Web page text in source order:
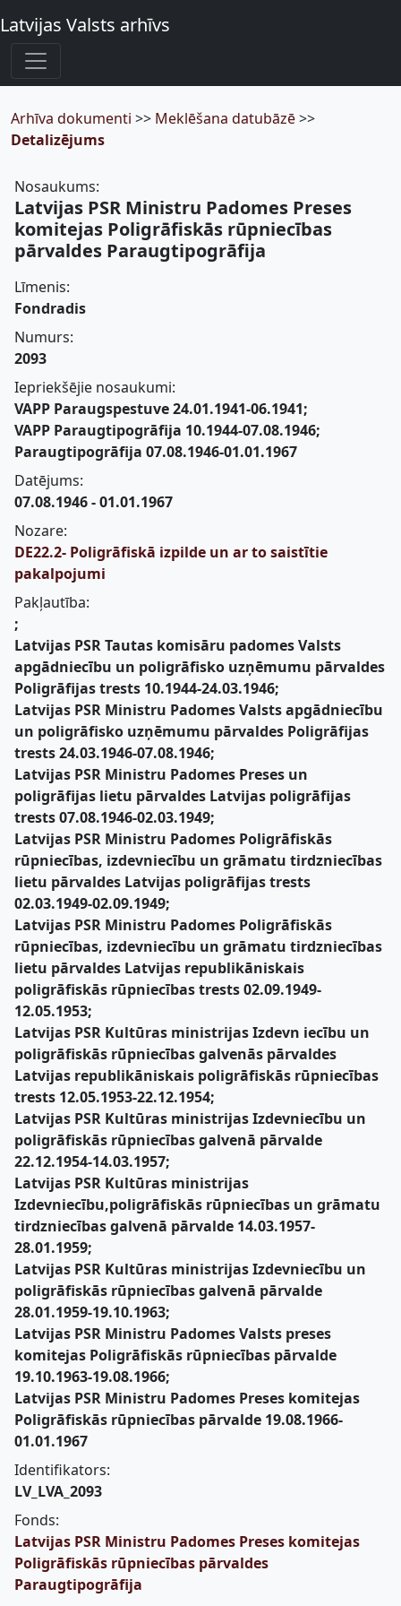
Latvijas Valsts arhīvs
Arhīva dokumenti >> Meklēšana datubāzē>>
Detalizējums
Nosaukums:
Latvijas PSR Ministru Padomes Preses
komitejas Poligrāfiskās rūpniecības
pārvaldes Paraugtipogrāfija
Līmenis:
Fondradis
Numurs:
2093
Iepriekšējie nosaukumi:
VAPP Paraugspestuve 24.01.1941-06.1941;
VAPP Paraugtipogrāfija 10.1944-07.08.1946;
Paraugtipogrāfija 07.08.1946-01.01.1967
Datējums:
07.08.1946 - 01.01.1967
Nozare:
DE22.2- Poligrāfiskā izpilde un ar to saistītie
pakalpojumi
Pakļautība:
;
Latvijas PSR Tautas komisāru padomes Valsts
apgādniecību un poligrāfisko uzņēmumu pārvaldes
Poligrāfijas trests 10.1944-24.03.1946;
Latvijas PSR Ministru Padomes Valsts apgādniecību
un poligrāfisko uzņēmumu pārvaldes Poligrāfijas
trests 24.03.1946-07.08.1946;
Latvijas PSR Ministru Padomes Preses un
poligrāfijas lietu pārvaldes Latvijas poligrāfijas
trests 07.08.1946-02.03.1949;
Latvijas PSR Ministru Padomes Poligrāfiskās
rūpniecības, izdevniecību un grāmatu tirdzniecības
lietu pārvaldes Latvijas poligrāfijas trests
02.03.1949-02.09.1949;
Latvijas PSR Ministru Padomes Poligrāfiskās
rūpniecības, izdevniecību un grāmatu tirdzniecības
lietu pārvaldes Latvijas republikāniskais
poligrāfiskās rūpniecības trests 02.09.1949-
12.05.1953;
Latvijas PSR Kultūras ministrijas Izdevn iecību un
poligrāfiskās rūpniecības galvenās pārvaldes
Latvijas republikāniskais poligrāfiskās rūpniecības
trests 12.05.1953-22.12.1954;
Latvijas PSR Kultūras ministrijas Izdevniecību un
poligrāfiskās rūpniecības galvenā pārvalde
22.12.1954-14.03.1957;
Latvijas PSR Kultūras ministrijas
Izdevniecību,poligrāfiskās rūpniecības un grāmatu
tirdzniecības galvenā pārvalde 14.03.1957-
28.01.1959;
Latvijas PSR Kultūras ministrijas Izdevniecību un
poligrāfiskās rūpniecības galvenā pārvalde
28.01.1959-19.10.1963;
Latvijas PSR Ministru Padomes Valsts preses
komitejas Poligrāfiskās rūpniecības pārvalde
19.10.1963-19.08.1966;
Latvijas PSR Ministru Padomes Preses komitejas
Poligrāfiskās rūpniecības pārvalde 19.08.1966-
01.01.1967
Identifikators:
LV_LVA_2093
Fonds:
Latvijas PSR Ministru Padomes Preses komitejas
Poligrāfiskās rūpniecības pārvaldes
Paraugtipogrāfija